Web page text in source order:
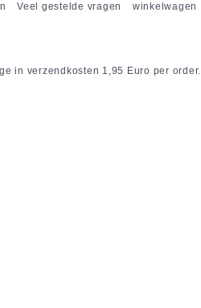
Veel gestelde vragen winkelwagen
in verzendkosten 1,95 Euro per order.